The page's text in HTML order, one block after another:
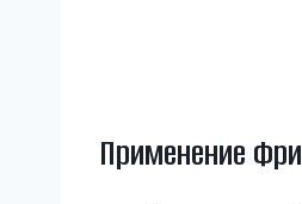
Применение